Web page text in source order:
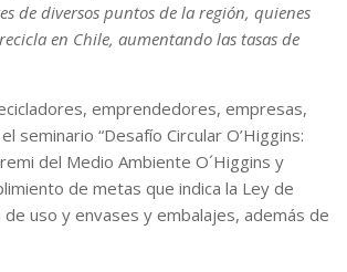
de diversos puntos de la región, quienes
en Chile, aumentando las tasas de
emprendedores, empresas,
“Desafío Circular O’Higgins:
del Medio Ambiente O´Higgins y
de metas que indica la Ley de
uso y envases y embalajes, además de